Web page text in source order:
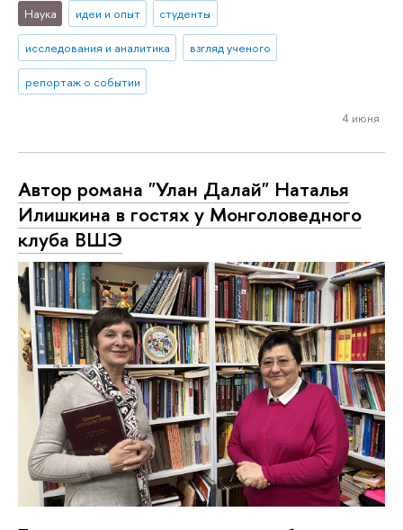
Наука идеи и опыт студенты
исследования и аналитика взгляд ученого
репортаж о событии
4 июня
Автор романа "Улан Далай" Наталья
Илишкина в гостях у Монголоведного
клуба ВШЭ